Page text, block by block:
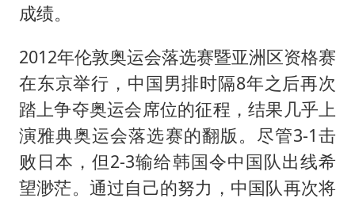
成绩。
2012年伦敦奥运会落选赛暨亚洲区资格赛
在东京举行，中国男排时隔8年之后再次
踏上争夺奥运会席位的征程，结果几乎上
演雅典奥运会落选赛的翻版。尽管3-1击
败日本，但2-3输给韩国令中国队出线希
望渺茫。通过自己的努力，中国队再次将